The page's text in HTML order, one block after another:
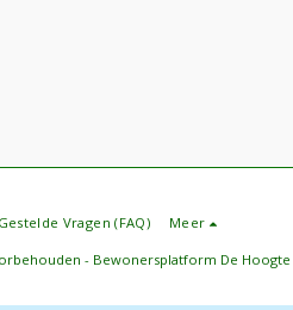
Vragen (FAQ) Meer
- Bewonersplatform De Hoogte